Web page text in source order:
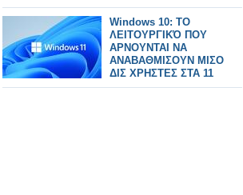
Windows 10: ΤΟ
ΛΕΙΤΟΥΡΓΙΚΌ ΠΟΥ
ΑΡΝΟΥΝΤΑΙ ΝΑ
ΑΝΑΒΑΘΜΙΣΟΥΝ ΜΙΣΟ
ΔΙΣ ΧΡΗΣΤΕΣ ΣΤΑ 11